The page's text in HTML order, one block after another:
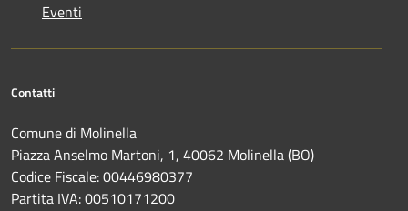
Eventi
Contatti
Comune di Molinella
Piazza Anselmo Martoni, 1, 40062 Molinella (BO)
Codice Fiscale: 00446980377
Partita IVA: 00510171200